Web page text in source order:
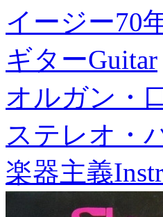
イージー70
ギターGuitar
オルガン・
ステレオ・
楽器主義